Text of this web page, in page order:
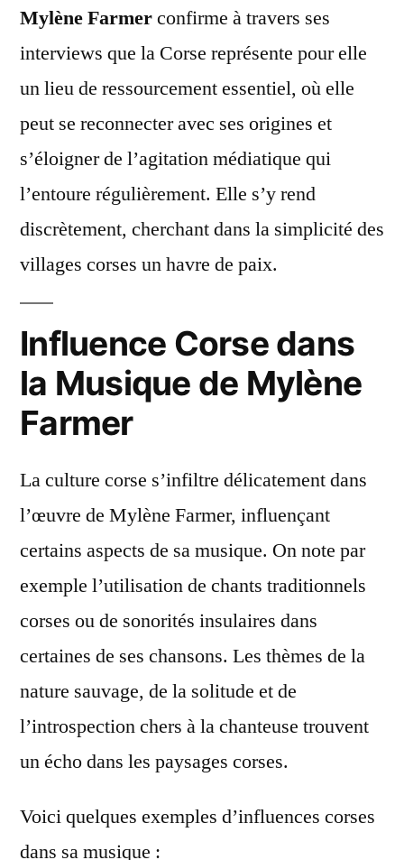
Mylène Farmerconfirme à travers ses
interviews que la Corse représente pour elle
un lieu de ressourcement essentiel, où elle
peut se reconnecter avec ses origines et
s’éloigner de l’agitation médiatique qui
l’entoure régulièrement. Elle s’y rend
discrètement, cherchant dans la simplicité des
villages corses un havre de paix.
Influence Corse dans
la Musique de Mylène
Farmer
La culture corse s’infiltre délicatement dans
l’œuvre de Mylène Farmer, influençant
certains aspects de sa musique. On note par
exemple l’utilisation de chants traditionnels
corses ou de sonorités insulaires dans
certaines de ses chansons. Les thèmes de la
nature sauvage, de la solitude et de
l’introspection chers à la chanteuse trouvent
un écho dans les paysages corses.
Voici quelques exemples d’influences corses
dans sa musique :